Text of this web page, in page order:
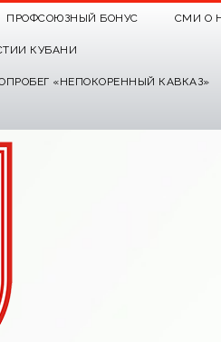
ПРОФСОЮЗНЫЙ БОНУС СМИ О
КУБАНИ
«НЕПОКОРЕННЫЙ КАВКАЗ»